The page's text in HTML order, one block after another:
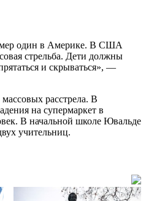
один в Америке. В США
стрельба. Дети должны
и скрываться», —
расстрела. В
на супермаркет в
В начальной школе Ювальде
учительниц.